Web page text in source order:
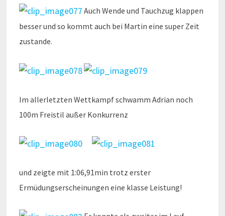
Auch Wende und Tauchzug klappen
besser und so kommt auch bei Martin eine super Zeit
zustande.
Im allerletzten Wettkampf schwamm Adrian noch
100m Freistil außer Konkurrenz
und zeigte mit 1:06,91min trotz erster
Ermüdungserscheinungen eine klasse Leistung!